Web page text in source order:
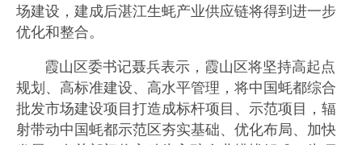
场建设，建成后湛江生蚝产业供应链将得到进一步
优化和整合。
霞山区委书记聂兵表示，霞山区将坚持高起点
规划、高标准建设、高水平管理，将中国蚝都综合
批发市场建设项目打造成标杆项目、示范项目，辐
射带动中国蚝都示范区夯实基础、优化布局、加快